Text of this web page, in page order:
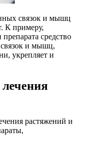
связок и мышц
К примеру,
средство
и мышц,
укрепляет и
растяжений и